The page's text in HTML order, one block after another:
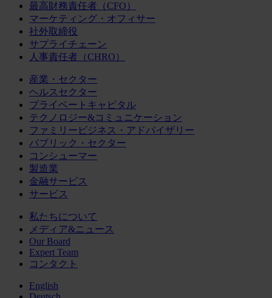
最高財務責任者（CFO）
マーケティング・オフィサー
社外取締役
サプライチェーン
人事責任者（CHRO）
産業・セクター
ヘルスセクター
プライベートキャピタル
テクノロジー&コミュニケーション
ファミリービジネス・アドバイザリー
パブリック・セクター
コンシューマー
製造業
金融サービス
サービス
私たちについて
メディア&ニュース
Our Board
Expert Team
コンタクト
English